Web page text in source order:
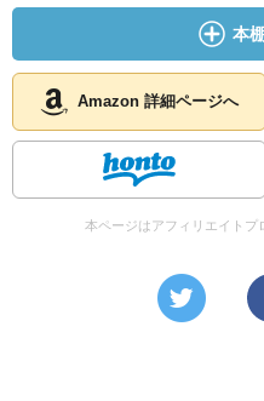
☆☆☆☆☆☆☆ ストーリー
☆☆☆☆☆☆☆ メッセージ
☆☆☆☆☆☆☆ 冒険性
☆☆☆☆☆☆☆ 読後の個人
共感度（空振り三振・一部
読書の速度（時間がかかっ
本
Amazon 詳細ページへ
本ページはアフィリエイトプ